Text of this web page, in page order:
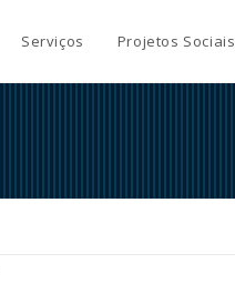
Serviços Projetos Sociais